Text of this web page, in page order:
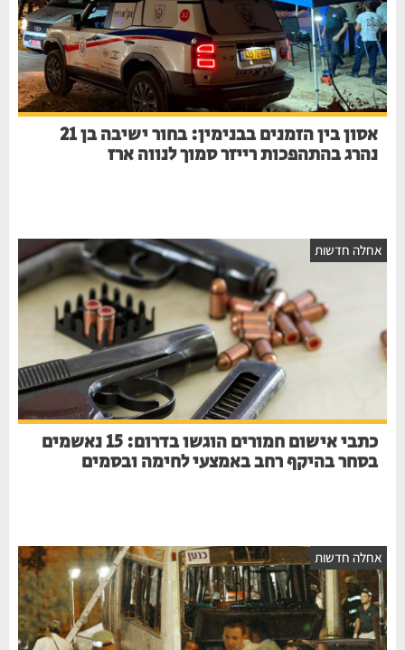
אסון בין הזמנים בבנימין: בחור ישיבה בן 21
נהרג בהתהפכות רייזר סמוך לנווה ארז
חדשות
כתבי אישום חמורים הוגשו בדרום: 15 נאשמים
בסחר בהיקף רחב באמצעי לחימה ובסמים
חדשות